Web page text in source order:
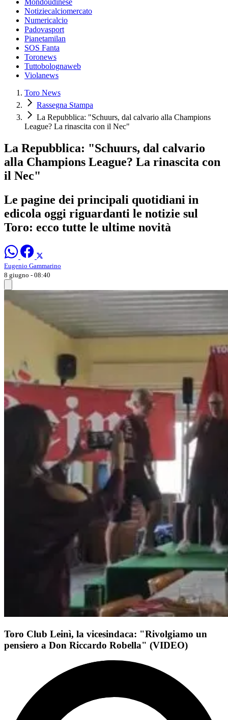
Mondoudinese
Notiziecalciomercato
Numericalcio
Padovasport
Pianetamilan
SOS Fanta
Toronews
Tuttobolognaweb
Violanews
Toro News
Rassegna Stampa
La Repubblica: "Schuurs, dal calvario alla Champions
League? La rinascita con il Nec"
La Repubblica: "Schuurs, dal calvario
alla Champions League? La rinascita con
il Nec"
Le pagine dei principali quotidiani in
edicola oggi riguardanti le notizie sul
Toro: ecco tutte le ultime novità
Eugenio Gammarino
8 giugno - 08:40
Toro Club Leinì, la vicesindaca: "Rivolgiamo un
pensiero a Don Riccardo Robella" (VIDEO)